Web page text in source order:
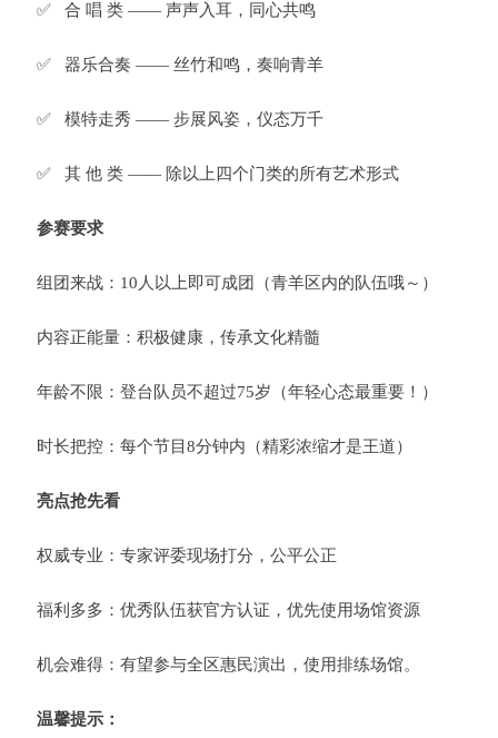
✅ 合 唱 类 —— 声声入耳，同心共鸣
✅ 器乐合奏 —— 丝竹和鸣，奏响青羊
✅ 模特走秀 —— 步展风姿，仪态万千
✅ 其 他 类 —— 除以上四个门类的所有艺术形式
参赛要求
组团来战：10人以上即可成团（青羊区内的队伍哦～）
内容正能量：积极健康，传承文化精髓
年龄不限：登台队员不超过75岁（年轻心态最重要！）
时长把控：每个节目8分钟内（精彩浓缩才是王道）
亮点抢先看
权威专业：专家评委现场打分，公平公正
福利多多：优秀队伍获官方认证，优先使用场馆资源
机会难得：有望参与全区惠民演出，使用排练场馆。
温馨提示：